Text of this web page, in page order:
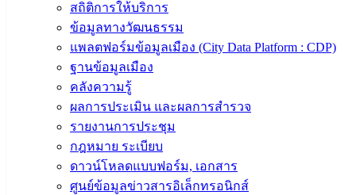
สถิติการให้บริการ
ข้อมูลทางวัฒนธรรม
แพลตฟอร์มข้อมูลเมือง (City Data Platform : CDP)
ฐานข้อมูลเมือง
คลังความรู้
ผลการประเมิน และผลการสำรวจ
รายงานการประชุม
กฎหมาย ระเบียบ
ดาวน์โหลดแบบฟอร์ม, เอกสาร
ศูนย์ข้อมูลข่าวสารอิเล็กทรอนิกส์